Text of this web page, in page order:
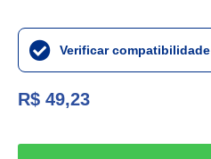
Verificar compatibilidade
R$ 49,23